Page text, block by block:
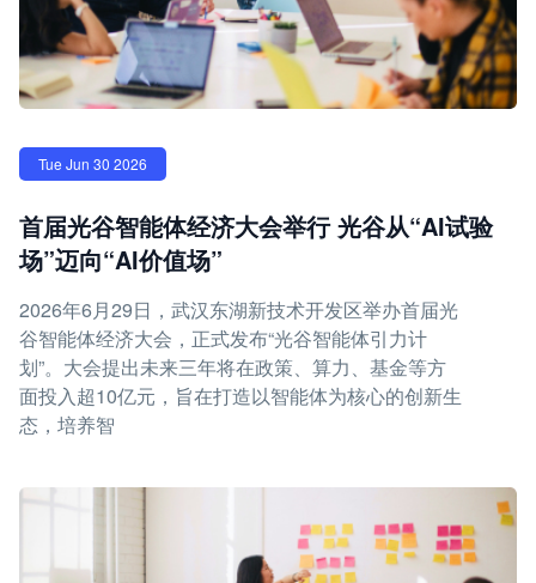
Tue Jun 30 2026
首届光谷智能体经济大会举行 光谷从“AI试验
场”迈向“AI价值场”
2026年6月29日，武汉东湖新技术开发区举办首届光
谷智能体经济大会，正式发布“光谷智能体引力计
划”。大会提出未来三年将在政策、算力、基金等方
面投入超10亿元，旨在打造以智能体为核心的创新生
态，培养智